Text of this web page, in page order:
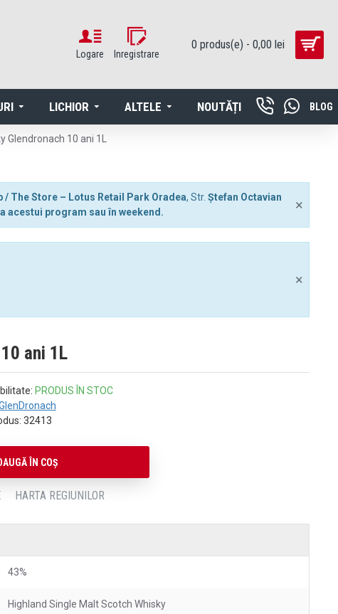
Logare Inregistrare
0 produs(e) - 0,00 lei
LICHIOR ALTELE NOUTĂȚI BLOG
Glendronach 10 ani 1L
/ The Store – Lotus Retail Park Oradea, Str. Ștefan Octavian
acestui program sau în weekend. ×
×
ani 1L
PRODUS ÎN STOC
32413
ÎN COŞ
HARTA REGIUNILOR
43%
Highland Single Malt Scotch Whisky